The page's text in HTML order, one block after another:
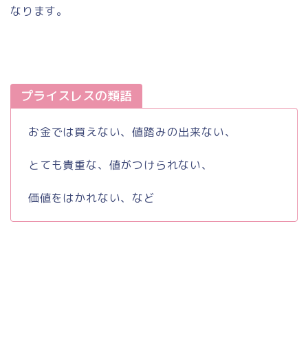
なります。
プライスレスの類語
お金では買えない、値踏みの出来ない、
とても貴重な、値がつけられない、
価値をはかれない、など